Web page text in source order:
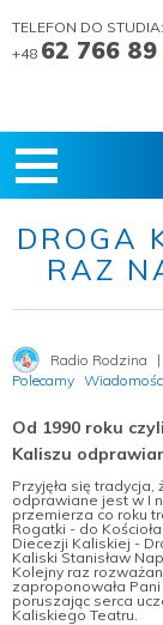
TELEFON DO STUDIA:
+48 62 766 89
DROGA
RAZ
Radio Rodzina
Polecamy
Od 1990 roku
Kaliszu
Przyjęła się
odprawiane jest w I
przemierza co roku
Rogatki - do
Diecezji Kaliskiej -
Kaliski Stanisław
Kolejny raz
zaproponowała
poruszając serca
Kaliskiego Teatru.